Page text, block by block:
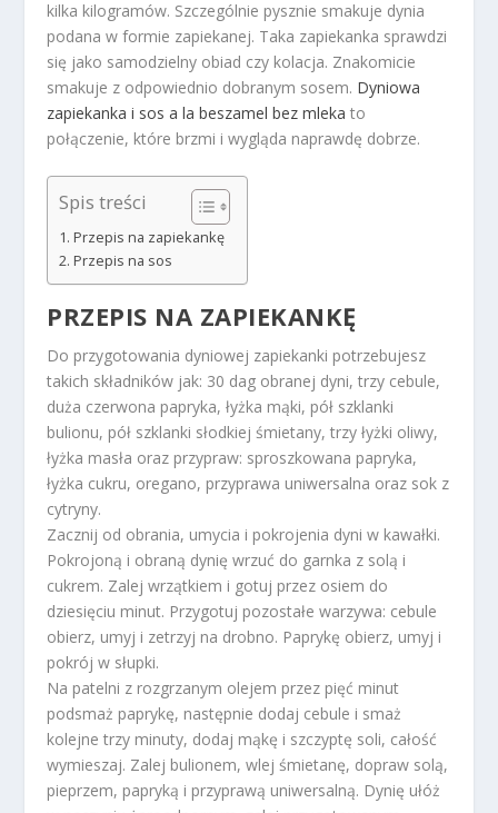
kilka kilogramów. Szczególnie pysznie smakuje dynia
podana w formie zapiekanej. Taka zapiekanka sprawdzi
się jako samodzielny obiad czy kolacja. Znakomicie
smakuje z odpowiednio dobranym sosem. Dyniowa
zapiekanka i sos a la beszamel bez mleka to
połączenie, które brzmi i wygląda naprawdę dobrze.
Spis treści
Przepis na zapiekankę
Przepis na sos
PRZEPIS NA ZAPIEKANKĘ
Do przygotowania dyniowej zapiekanki potrzebujesz
takich składników jak: 30 dag obranej dyni, trzy cebule,
duża czerwona papryka, łyżka mąki, pół szklanki
bulionu, pół szklanki słodkiej śmietany, trzy łyżki oliwy,
łyżka masła oraz przypraw: sproszkowana papryka,
łyżka cukru, oregano, przyprawa uniwersalna oraz sok z
cytryny.
Zacznij od obrania, umycia i pokrojenia dyni w kawałki.
Pokrojoną i obraną dynię wrzuć do garnka z solą i
cukrem. Zalej wrzątkiem i gotuj przez osiem do
dziesięciu minut. Przygotuj pozostałe warzywa: cebule
obierz, umyj i zetrzyj na drobno. Paprykę obierz, umyj i
pokrój w słupki.
Na patelni z rozgrzanym olejem przez pięć minut
podsmaż paprykę, następnie dodaj cebule i smaż
kolejne trzy minuty, dodaj mąkę i szczyptę soli, całość
wymieszaj. Zalej bulionem, wlej śmietanę, dopraw solą,
pieprzem, papryką i przyprawą uniwersalną. Dynię ułóż